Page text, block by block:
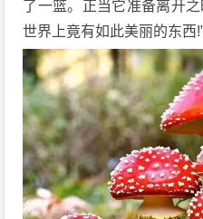
了一篮。正当它准备离开之
世界上竟有如此美丽的东西